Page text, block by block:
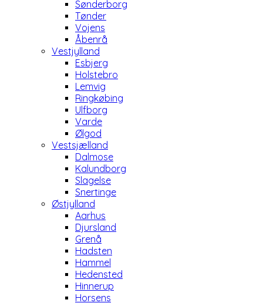
Sønderborg
Tønder
Vojens
Åbenrå
Vestjylland
Esbjerg
Holstebro
Lemvig
Ringkøbing
Ulfborg
Varde
Ølgod
Vestsjælland
Dalmose
Kalundborg
Slagelse
Snertinge
Østjylland
Aarhus
Djursland
Grenå
Hadsten
Hammel
Hedensted
Hinnerup
Horsens